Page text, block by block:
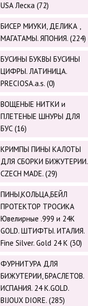
USA Леска (72)
БИСЕР МИУКИ, ДЕЛИКА ,
МАГАТАМЫ. ЯПОНИЯ. (224)
БУСИНЫ БУКВЫ БУСИНЫ
ЦИФРЫ. ЛАТИНИЦА.
PRECIOSA.a.s. (0)
ВОЩЕНЫЕ НИТКИ и
ПЛЕТЕНЫЕ ШНУРЫ ДЛЯ
БУС (16)
КРИМПЫ ПИНЫ КАЛОТЫ
ДЛЯ СБОРКИ БИЖУТЕРИИ.
CZECH MADE. (29)
ПИНЫ,КОЛЬЦА,БЕЙЛ
ПРОТЕКТОР ТРОСИКА
Ювелирные .999 и 24К
GOLD. ШТИФТЫ. ИТАЛИЯ.
Fine Silver. Gold 24 K (30)
ФУРНИТУРА ДЛЯ
БИЖУТЕРИИ, БРАСЛЕТОВ.
ИСПАНИЯ. 24 K.GOLD.
BIJOUX DIORE. (285)